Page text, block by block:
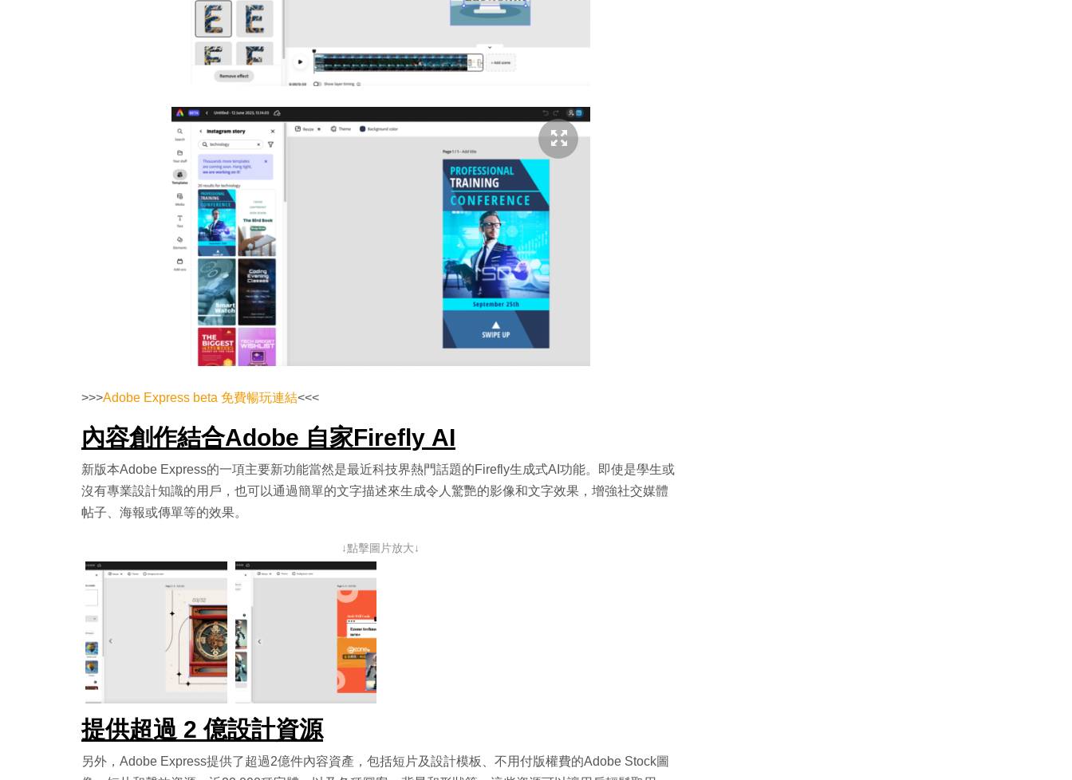
>>>Adobe Express beta 免費暢玩連結<<<
內容創作結合Adobe 自家Firefly AI
新版本Adobe Express的一項主要新功能當然是最近科技界熱門話題的Firefly生成式AI功能。即使是學生或
沒有專業設計知識的用戶，也可以通過簡單的文字描述來生成令人驚艷的影像和文字效果，增強社交媒體
帖子、海報或傳單等的效果。
↓點擊圖片放大↓
提供超過 2 億設計資源
另外，Adobe Express提供了超過2億件內容資產，包括短片及設計模板、不用付版權費的Adobe Stock圖